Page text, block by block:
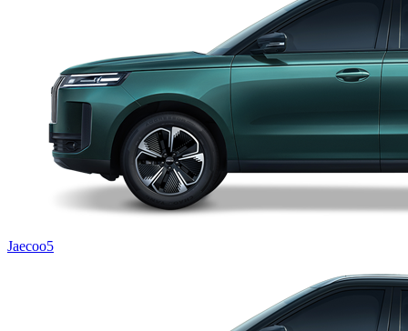
Jaecoo5